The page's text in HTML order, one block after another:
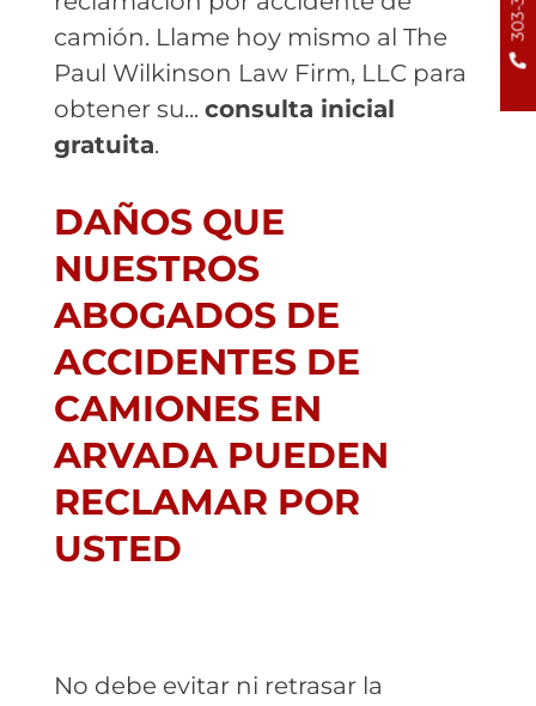
camión. Llame hoy mismo al The
Paul Wilkinson Law Firm, LLC para
obtener su... consulta inicial
gratuita.
DAÑOS QUE
NUESTROS
ABOGADOS DE
ACCIDENTES DE
CAMIONES EN
ARVADA PUEDEN
RECLAMAR POR
USTED
No debe evitar ni retrasar la